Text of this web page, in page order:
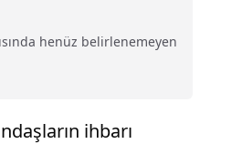
henüz belirlenemeyen
ihbarı